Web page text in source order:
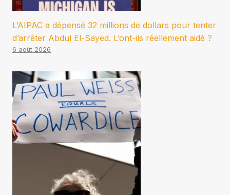
L’AIPAC a dépensé 32 millions de dollars pour tenter
d’arrêter Abdul El-Sayed. L’ont-ils réellement aidé ?
6 août 2026